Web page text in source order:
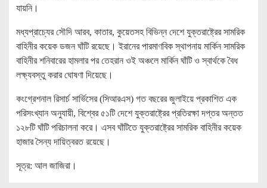
যায়নি।
মধ্যপ্রাচ্যের সৌদি আরব, কাতার, কুয়েতসহ বিভিন্ন দেশে যুক্তরাষ্ট্রের সামরিক
বাহিনীর কয়েক ডজন ঘাঁটি রয়েছে। ইরানের পারমাণবিক স্থাপনায় মার্কিন সামরিক
বাহিনীর শনিবারের হামলার পর তেহরান ওই অঞ্চলে মার্কিন ঘাঁটি ও স্বার্থকে বৈধ
লক্ষ্যবস্তু করার ঘোষণা দিয়েছে।
কংগ্রেশনাল রিসার্চ সার্ভিসের (সিআরএস) গত বছরের জুলাইয়ে প্রকাশিত এক
পরিসংখ্যান অনুযায়ী, বিশ্বের ৫১টি দেশে যুক্তরাষ্ট্রের প্রতিরক্ষা দপ্তর অন্তত
১২৮টি ঘাঁটি পরিচালনা করে। এসব ঘাঁটিতে যুক্তরাষ্ট্রের সামরিক বাহিনীর কয়েক
হাজার সৈন্য দায়িত্বরত রয়েছে।
সূত্র: আল জাজিরা।